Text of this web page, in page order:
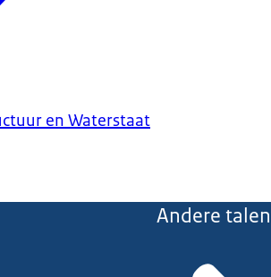
en Waterstaat
Andere talen